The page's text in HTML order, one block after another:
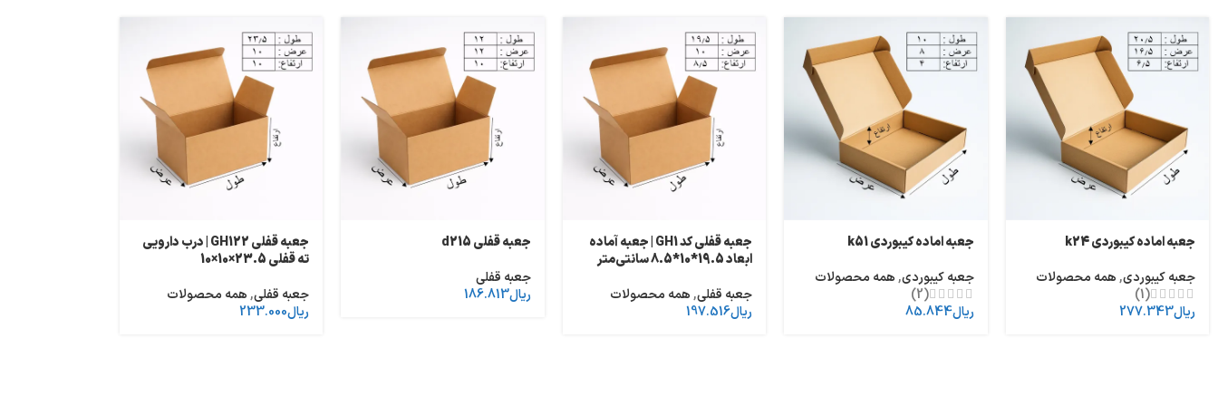
جعبه اماده کیبوردی k24
جعبه کیبوردی,همه محصولات
(1)
ریال277.343
جعبه اماده کیبوردی k51
جعبه کیبوردی,همه محصولات
(2)
ریال85.844
جعبه قفلی کد GH1 | جعبه آماده
ابعاد 19.5*10*8.5 سانتی‌متر
جعبه قفلی, همه محصولات
ریال197.516
جعبه قفلی d215
جعبه قفلی
ریال186.813
جعبه قفلی GH122 | درب دارویی
ته قفلی 23.5×10×10
جعبه قفلی, همه محصولات
ریال233.000